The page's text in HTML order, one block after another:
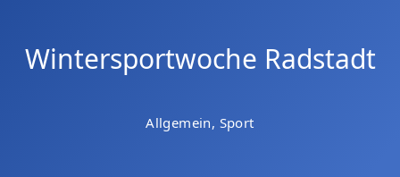
Wintersportwoche Radstadt
Allgemein, Sport